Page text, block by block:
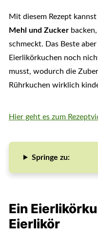
Mit diesem Rezept
Mehl und Zuckerbacken,
schmeckt. Das Beste
Eierlikörkuchen noch
musst, wodurch die
Rührkuchen wirklich
Hier geht es zum
Springe zu:
Ein
Eierlikör